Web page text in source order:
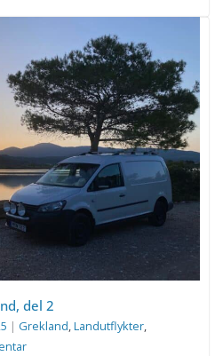
del 2
| Grekland,Landutflykter,